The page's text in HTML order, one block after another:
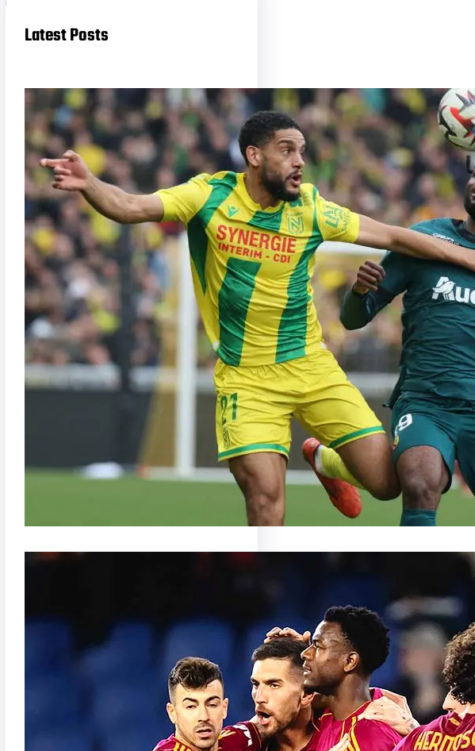
Latest Posts
Duel au Sommet entre Lens
et Nantes : Un Match à Ne
Pas Manquer
Lens affronte Nantes : un duel
passionnant en perspective Le…
Le Passionnant Match de